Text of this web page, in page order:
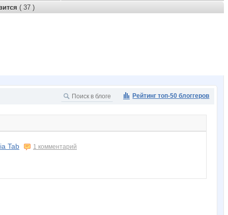
( 37 )
Рейтинг топ-50 блоггеров
Tab
1 комментарий